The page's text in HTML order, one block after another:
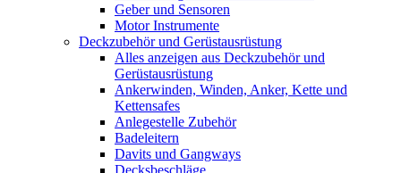
Geber und Sensoren
Motor Instrumente
Deckzubehör und Gerüstausrüstung
Alles anzeigen aus Deckzubehör und
Gerüstausrüstung
Ankerwinden, Winden, Anker, Kette und
Kettensafes
Anlegestelle Zubehör
Badeleitern
Davits und Gangways
Decksbeschläge